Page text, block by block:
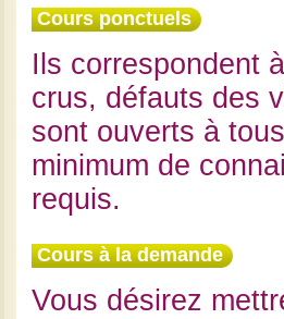
Cours ponctuels
Ils correspondent
crus, défauts des
sont ouverts à
minimum de
requis.
Cours à la demande
Vous désirez